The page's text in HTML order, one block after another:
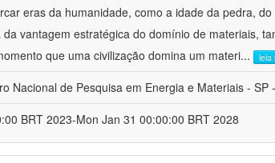
eras da humanidade, como a idade da pedra,
vantagem estratégica do domínio de materiais,
que uma civilização domina um materi... leia
Nacional de Pesquisa em Energia e Materiais - SP
BRT 2023-Mon Jan 31 00:00:00 BRT 2028